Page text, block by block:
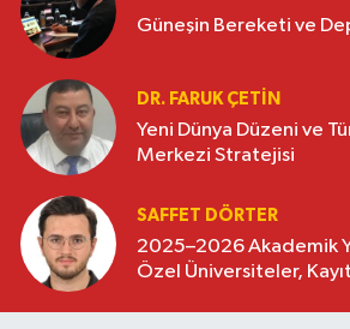
Güneşin Bereketi ve
DR. FARUK ÇETİN
Yeni Dünya Düzeni ve
Merkezi Stratejisi
SAFFET DÖRTER
2025–2026 Akademik
Özel Üniversiteler,